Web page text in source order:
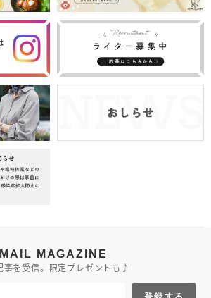
MAIL MAGAZINE
事を受信。限定プレゼントも♪